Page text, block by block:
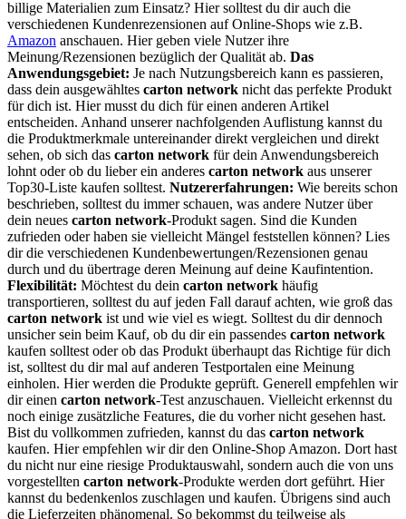
billige Materialien zum Einsatz? Hier solltest du dir auch die
verschiedenen Kundenrezensionen auf Online-Shops wie z.B.
Amazon anschauen. Hier geben viele Nutzer ihre
Meinung/Rezensionen bezüglich der Qualität ab. Das
Anwendungsgebiet: Je nach Nutzungsbereich kann es passieren,
dass dein ausgewähltes carton network nicht das perfekte Produkt
für dich ist. Hier musst du dich für einen anderen Artikel
entscheiden. Anhand unserer nachfolgenden Auflistung kannst du
die Produktmerkmale untereinander direkt vergleichen und direkt
sehen, ob sich das carton network für dein Anwendungsbereich
lohnt oder ob du lieber ein anderes carton network aus unserer
Top30-Liste kaufen solltest. Nutzererfahrungen: Wie bereits schon
beschrieben, solltest du immer schauen, was andere Nutzer über
dein neues carton network-Produkt sagen. Sind die Kunden
zufrieden oder haben sie vielleicht Mängel feststellen können? Lies
dir die verschiedenen Kundenbewertungen/Rezensionen genau
durch und du übertrage deren Meinung auf deine Kaufintention.
Flexibilität: Möchtest du dein carton network häufig
transportieren, solltest du auf jeden Fall darauf achten, wie groß das
carton network ist und wie viel es wiegt. Solltest du dir dennoch
unsicher sein beim Kauf, ob du dir ein passendes carton network
kaufen solltest oder ob das Produkt überhaupt das Richtige für dich
ist, solltest du dir mal auf anderen Testportalen eine Meinung
einholen. Hier werden die Produkte geprüft. Generell empfehlen wir
dir einen carton network-Test anzuschauen. Vielleicht erkennst du
noch einige zusätzliche Features, die du vorher nicht gesehen hast.
Bist du vollkommen zufrieden, kannst du das carton network
kaufen. Hier empfehlen wir dir den Online-Shop Amazon. Dort hast
du nicht nur eine riesige Produktauswahl, sondern auch die von uns
vorgestellten carton network-Produkte werden dort geführt. Hier
kannst du bedenkenlos zuschlagen und kaufen. Übrigens sind auch
die Lieferzeiten phänomenal. So bekommst du teilweise als